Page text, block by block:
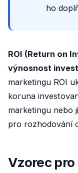
ho
ROI (Return on
výnosnost
marketingu ROI
koruna
marketingu nebo
pro rozhodování
Vzorec pro